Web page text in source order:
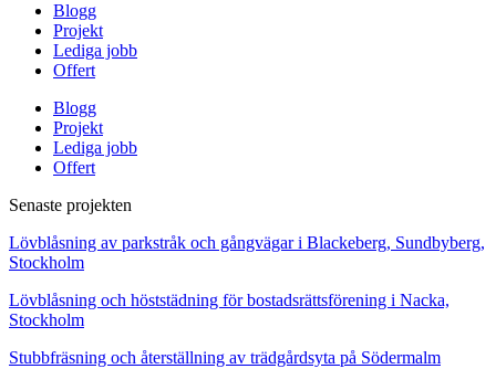
Blogg
Projekt
Lediga jobb
Offert
Blogg
Projekt
Lediga jobb
Offert
Senaste projekten
Lövblåsning av parkstråk och gångvägar i Blackeberg, Sundbyberg,
Stockholm
Lövblåsning och höststädning för bostadsrättsförening i Nacka,
Stockholm
Stubbfräsning och återställning av trädgårdsyta på Södermalm